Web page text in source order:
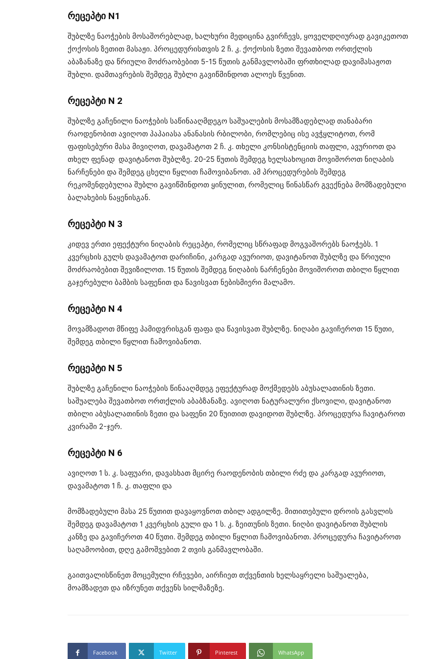
რეცეპტი N1
შუბლზე ნაოჭების მოსაშორებლად, ხალხური მედიცინა გვირჩევს, ყოველდღიურად გავიკეთოთ
ქოქოსის ზეთით მასაჟი. პროცედურისთვის 2 ჩ. კ. ქოქოსის ზეთი შევათბოთ ორთქლის
აბაზანაზე და წრიული მოძრაობებით 5-15 წუთის განმავლობაში ფრთხილად დავიმასაჟოთ
შუბლი. დამთავრების შემდეგ შუბლი გავიწმინდოთ ალოეს წვენით.
რეცეპტი N 2
შუბლზე გაჩენილი ნაოჭების საწინააღმდეგო საშუალების მოსამზადებლად თანაბარი
რაოდენობით ავიღოთ პაპაიასა ანანასის რბილობი, რომლებიც ისე ავჭყლიტოთ, რომ
ფაფისებური მასა მივიღოთ, დავამატოთ 2 ჩ. კ. თხელი კონსისტენციის თაფლი, ავურიოთ და
თხელ ფენად დავიტანოთ შუბლზე. 20-25 წუთის შემდეგ ხელსახოცით მოვიშოროთ ნიღაბის
ნარჩენები და შემდეგ ცხელი წყლით ჩამოვიბანოთ. ამ პროცედურების შემდეგ
რეკომენდებულია შუბლი გავიწმინდოთ ყინულით, რომელიც წინასწარ გვექნება მომზადებული
ბალახების ნაყენისგან.
რეცეპტი N 3
კიდევ ერთი ეფექტური ნიღაბის რეცეპტი, რომელიც სწრაფად მოგვაშორებს ნაოჭებს. 1
კვერცხის გულს დავამატოთ დარიჩინი, კარგად ავურიოთ, დავიტანოთ შუბლზე და წრიული
მოძრაობებით შევიზილოთ. 15 წუთის შემდეგ ნიღაბის ნარჩენები მოვიშოროთ თბილი წყლით
გაჯერებული ბამბის საფენით და წავისვათ ნებისმიერი მალამო.
რეცეპტი N 4
მოვამზადოთ მწიფე პამიდვრისგან ფაფა და წავისვათ შუბლზე. ნიღაბი გავიჩეროთ 15 წუთი,
შემდეგ თბილი წყლით ჩამოვიბანოთ.
რეცეპტი N 5
შუბლზე გაჩენილი ნაოჭების წინააღმდეგ ეფექტურად მოქმედებს აბუსალათინის ზეთი.
საშუალება შევათბოთ ორთქლის აბაბზანაზე. ავიღოთ ნატურალური ქსოვილი, დავიტანოთ
თბილი აბუსალათინის ზეთი და საფენი 20 წუითით დავიდოთ შუბლზე. პროცედურა ჩავიტაროთ
კვირაში 2-ჯერ.
რეცეპტი N 6
ავიღოთ 1 ს. კ. საფუარი, დავასხათ მცირე რაოდენობის თბილი რძე და კარგად ავურიოთ,
დავამატოთ 1 ჩ. კ. თაფლი და
მომზადებული მასა 25 წუთით დავაყოვნოთ თბილ ადგილზე. მითითებული დროის გასვლის
შემდეგ დავამატოთ 1 კვერცხის გული და 1 ს. კ. ზეითუნის ზეთი. ნიღბი დავიტანოთ შუბლის
კანზე და გავიჩეროთ 40 წუთი. შემდეგ თბილი წყლით ჩამოვიბანოთ. პროცედურა ჩავიტაროთ
საღამოობით, დღე გამოშვებით 2 თვის განმავლობაში.
გაითვალისწინეთ მოცემული რჩევები, აირჩიეთ თქვენთის ხელსაყრელი საშუალება,
მოამზადეთ და იზრუნეთ თქვენს სილმაზეზე.
Facebook Twitter Pinterest WhatsApp